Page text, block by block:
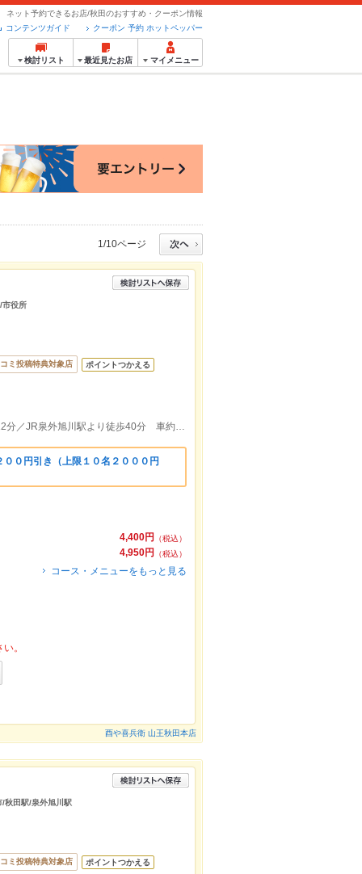
ネット予約できるお店/秋田のおすすめ・クーポン情報
クーポン 予約 ホットペッパー
コンテンツガイド
検討リスト 最近見たお店 マイメニュー
1/10ページ
市役所
ミ投稿特典対象店 ポイントつかえる
ＪＲ秋田駅 西口より徒歩約45分 車約12分／JR泉外旭川駅より徒歩40分 車約10分
００円引き（上限１０名２０００円
4,400円 （税込）
4,950円 （税込）
コース・メニューをもっと見る
。
酉や喜兵衛 山王秋田本店
秋田駅/泉外旭川駅
ミ投稿特典対象店 ポイントつかえる